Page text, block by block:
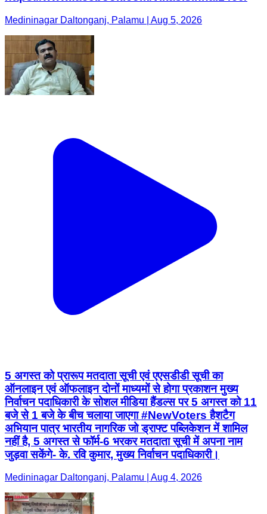
Medininagar Daltonganj, Palamu | Aug 5, 2026
5 अगस्त को प्रारूप मतदाता सूची एवं एएसडीडी सूची का
ऑनलाइन एवं ऑफलाइन दोनों माध्यमों से होगा प्रकाशन मुख्य
निर्वाचन पदाधिकारी के सोशल मीडिया हैंडल्स पर 5 अगस्त को 11
बजे से 1 बजे के बीच चलाया जाएगा #NewVoters हैशटैग
अभियान पात्र भारतीय नागरिक जो ड्राफ्ट पब्लिकेशन में शामिल
नहीं है, 5 अगस्त से फॉर्म-6 भरकर मतदाता सूची में अपना नाम
जुड़वा सकेंगे- के. रवि कुमार, मुख्य निर्वाचन पदाधिकारी।
Medininagar Daltonganj, Palamu | Aug 4, 2026